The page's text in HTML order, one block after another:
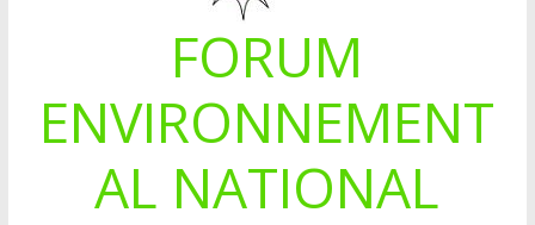
Inondations : le Mali déclare l’état de catastrophe nationale
Mali-Folkecenter Nyetaa initie 20 jeunes à la protection de
FORUM
ENVIRONNEMENT
AL NATIONAL